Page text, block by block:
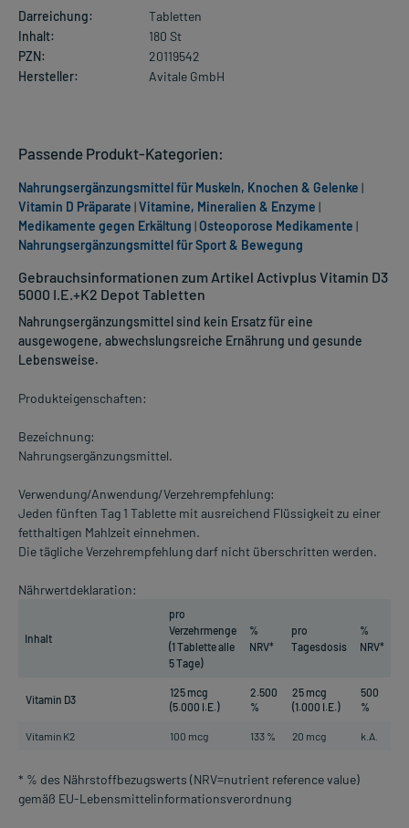
Darreichung:
Tabletten
Inhalt:
180 St
PZN:
20119542
Hersteller:
Avitale GmbH
Gebrauchsinformationen zum Artikel Activplus Vitamin D3
5000 I.E.+K2 Depot Tabletten
Nahrungsergänzungsmittel sind kein Ersatz für eine
ausgewogene, abwechslungsreiche Ernährung und gesunde
Lebensweise.
Produkteigenschaften:
Bezeichnung:
Nahrungsergänzungsmittel.
Verwendung/Anwendung/Verzehrempfehlung:
Jeden fünften Tag 1 Tablette mit ausreichend Flüssigkeit zu einer
fetthaltigen Mahlzeit einnehmen.
Die tägliche Verzehrempfehlung darf nicht überschritten werden.
Nährwertdeklaration:
Inhalt
pro
Verzehrmenge
(1 Tablette alle
5 Tage)
%
NRV*
pro
Tagesdosis
%
NRV*
Vitamin D3
125 mcg
(5.000 I.E.)
2.500
%
25 mcg
(1.000 I.E.)
500
%
Vitamin K2 100 mcg 133 % 20 mcg k.A.
* % des Nährstoffbezugswerts (NRV=nutrient reference value)
gemäß EU-Lebensmittelinformationsverordnung
Passende Produkt-Kategorien:
Nahrungsergänzungsmittel für Muskeln, Knochen & Gelenke |
Vitamin D Präparate |Vitamine, Mineralien & Enzyme |
Medikamente gegen Erkältung |Osteoporose Medikamente |
Nahrungsergänzungsmittel für Sport & Bewegung